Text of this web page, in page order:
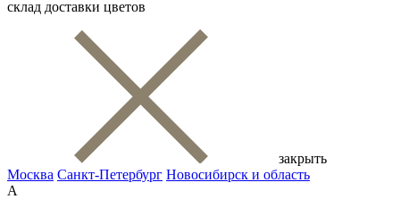
склад доставки цветов
закрыть
Москва Санкт-Петербург Новосибирск и область
А